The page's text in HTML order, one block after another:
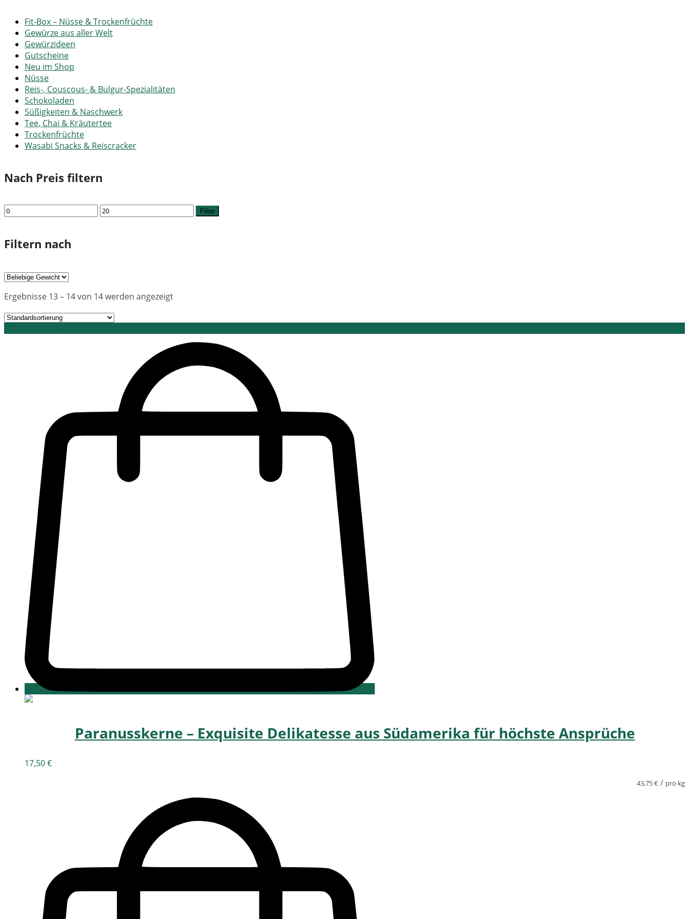
Fit-Box – Nüsse & Trockenfrüchte
Gewürze aus aller Welt
Gewürzideen
Gutscheine
Neu im Shop
Nüsse
Reis-, Couscous- & Bulgur-Spezialitäten
Schokoladen
Süßigkeiten & Naschwerk
Tee, Chai & Kräutertee
Trockenfrüchte
Wasabi Snacks & Reiscracker
Nach Preis filtern
Min.
Max.
Filter
Filtern nach
Ergebnisse 13 – 14 von 14 werden angezeigt
Paranusskerne – Exquisite Delikatesse aus Südamerika für höchste Ansprüche
17,50€
43,75€ / pro kg